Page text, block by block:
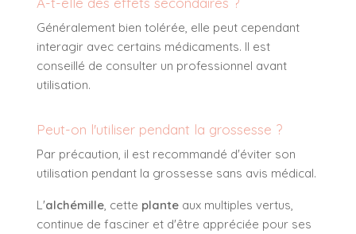
Généralement bien tolérée, elle peut cependant
interagir avec certains médicaments. Il est
conseillé de consulter un professionnel avant
utilisation.
Peut-on l'utiliser pendant la grossesse ?
Par précaution, il est recommandé d'éviter son
utilisation pendant la grossesse sans avis médical.
L'alchémille, cette plante aux multiples vertus,
continue de fasciner et d'être appréciée pour ses